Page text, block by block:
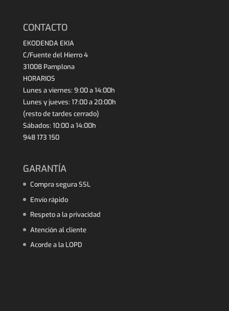
CONTACTO
EKODENDA EKIA
C/Fuente del Hierro 4
31008 Pamplona
HORARIOS
Lunes a viernes: 9:00 a 14:00h
Lunes y jueves: 17:00 a 20:00h
(resto de tardes cerrado)
Sábados: 10:00 a 14:00h
948 173 150
GARANTÍA
Compra segura SSL
Envío rápido
Respeto a la privacidad
Atención al cliente
Acorde a la LOPD